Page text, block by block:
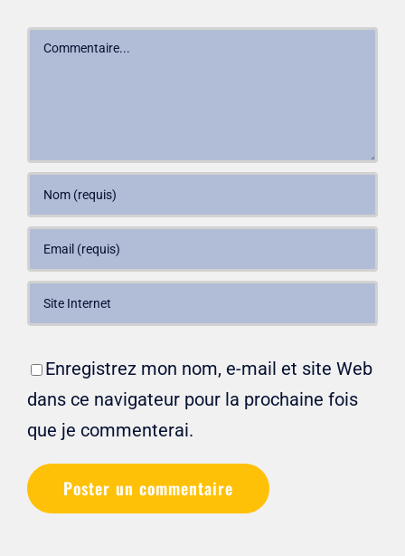
Commentaire
Enregistrez mon nom, e-mail et site Web
dans ce navigateur pour la prochaine fois
que je commenterai.